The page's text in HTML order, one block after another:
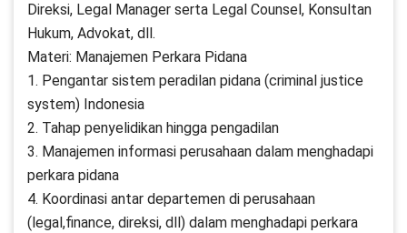
Direksi, Legal Manager serta Legal Counsel, Konsultan
Hukum, Advokat, dll.
Materi: Manajemen Perkara Pidana
1. Pengantar sistem peradilan pidana (criminal justice
system) Indonesia
2. Tahap penyelidikan hingga pengadilan
3. Manajemen informasi perusahaan dalam menghadapi
perkara pidana
4. Koordinasi antar departemen di perusahaan
(legal,finance, direksi, dll) dalam menghadapi perkara